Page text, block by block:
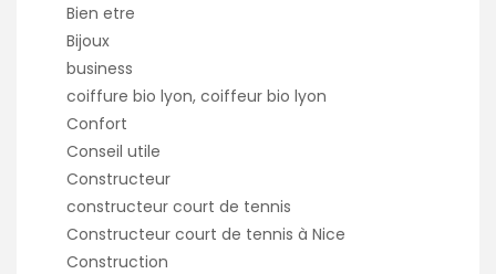
Bien etre
Bijoux
business
coiffure bio lyon, coiffeur bio lyon
Confort
Conseil utile
Constructeur
constructeur court de tennis
Constructeur court de tennis à Nice
Construction